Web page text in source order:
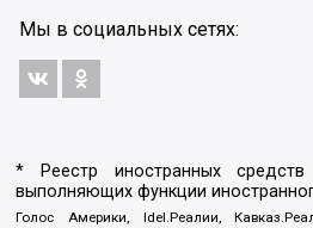
Мы в социальных сетях:
* Реестр иностранных
выполняющих функции
Голос Америки, Idel.Реалии,